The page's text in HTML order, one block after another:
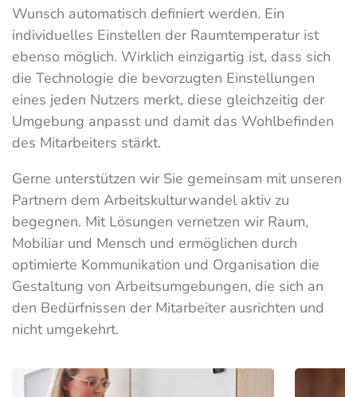
Wunsch automatisch definiert werden. Ein
individuelles Einstellen der Raumtemperatur ist
ebenso möglich. Wirklich einzigartig ist, dass sich
die Technologie die bevorzugten Einstellungen
eines jeden Nutzers merkt, diese gleichzeitig der
Umgebung anpasst und damit das Wohlbefinden
des Mitarbeiters stärkt.
Gerne unterstützen wir Sie gemeinsam mit unseren
Partnern dem Arbeitskulturwandel aktiv zu
begegnen. Mit Lösungen vernetzen wir Raum,
Mobiliar und Mensch und ermöglichen durch
optimierte Kommunikation und Organisation die
Gestaltung von Arbeitsumgebungen, die sich an
den Bedürfnissen der Mitarbeiter ausrichten und
nicht umgekehrt.